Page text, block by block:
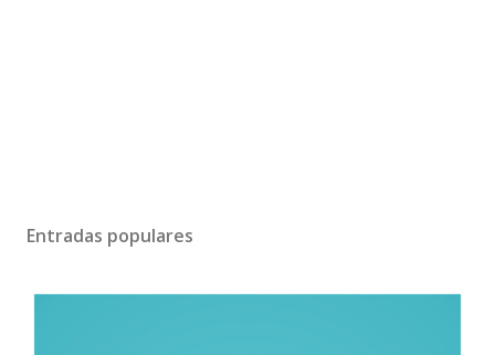
Entradas populares